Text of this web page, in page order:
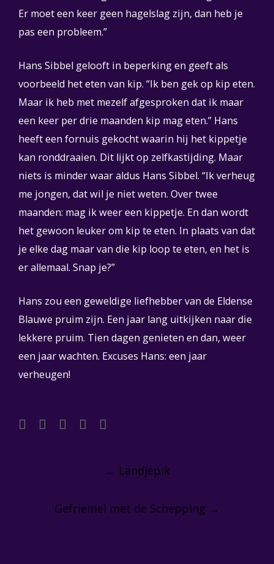
Er moet een keer geen hagelslag zijn, dan heb je
pas een probleem.”
Hans Sibbel gelooft in beperking en geeft als
voorbeeld het eten van kip. “Ik ben gek op kip eten.
Maar ik heb met mezelf afgesproken dat ik maar
een keer per drie maanden kip mag eten.” Hans
heeft een fornuis gekocht waarin hij het kippetje
kan ronddraaien. Dit lijkt op zelfkastijding. Maar
niets is minder waar aldus Hans Sibbel. “Ik verheug
me jongen, dat wil je niet weten. Over twee
maanden: mag ik weer een kippetje. En dan wordt
het gewoon leuker om kip te eten. In plaats van dat
je elke dag maar van die kip loop te eten, en het is
er allemaal. Snap je?”
Hans zou een geweldige liefhebber van de Eldense
Blauwe pruim zijn. Een jaar lang uitkijken naar die
lekkere pruim. Tien dagen genieten en dan, weer
een jaar wachten. Excuses Hans: een jaar
verheugen!
← Landjepik
Gefriemel met de Schepping →